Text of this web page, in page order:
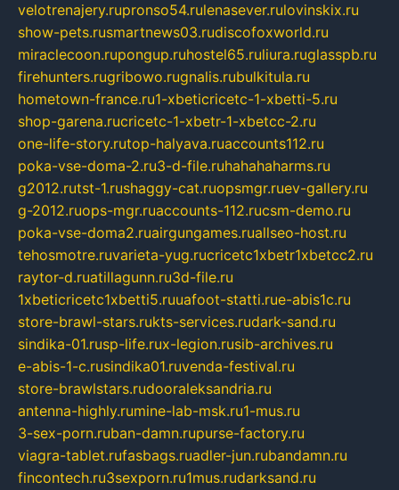
velotrenajery.rupronso54.rulenasever.rulovinskix.ru
show-pets.rusmartnews03.rudiscofoxworld.ru
miraclecoon.rupongup.ruhostel65.ruliura.ruglasspb.ru
firehunters.rugribowo.rugnalis.rubulkitula.ru
hometown-france.ru1-xbeticricetc-1-xbetti-5.ru
shop-garena.rucricetc-1-xbetr-1-xbetcc-2.ru
one-life-story.rutop-halyava.ruaccounts112.ru
poka-vse-doma-2.ru3-d-file.ruhahahaharms.ru
g2012.rutst-1.rushaggy-cat.ruopsmgr.ruev-gallery.ru
g-2012.ruops-mgr.ruaccounts-112.rucsm-demo.ru
poka-vse-doma2.ruairgungames.ruallseo-host.ru
tehosmotre.ruvarieta-yug.rucricetc1xbetr1xbetcc2.ru
raytor-d.ruatillagunn.ru3d-file.ru
1xbeticricetc1xbetti5.ruuafoot-statti.rue-abis1c.ru
store-brawl-stars.rukts-services.rudark-sand.ru
sindika-01.rusp-life.rux-legion.rusib-archives.ru
e-abis-1-c.rusindika01.ruvenda-festival.ru
store-brawlstars.rudooraleksandria.ru
antenna-highly.rumine-lab-msk.ru1-mus.ru
3-sex-porn.ruban-damn.rupurse-factory.ru
viagra-tablet.rufasbags.ruadler-jun.rubandamn.ru
fincontech.ru3sexporn.ru1mus.rudarksand.ru